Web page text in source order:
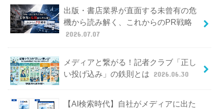
出版・書店業界が直面する未曾有の危
機から読み解く、これからのPR戦略
2026.07.07
メディアと繋がる！記者クラブ「正し
い投げ込み」の鉄則とは 2026.06.30
【AI検索時代】自社がメディアに出た